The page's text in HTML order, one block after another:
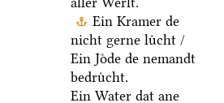
Ein Kramer de
nicht gerne luͤcht /
Ein Joͤde de nemandt
bedruͤcht.
Ein Water dat ane